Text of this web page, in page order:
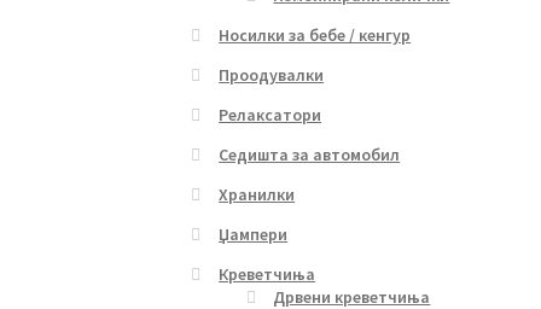
Носилки за бебе / кенгур
Проодувалки
Релаксатори
Седишта за автомобил
Хранилки
Џампери
Креветчиња
Дрвени креветчиња